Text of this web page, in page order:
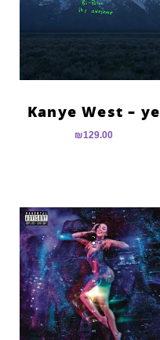
Kanye West – ye
₪129.00